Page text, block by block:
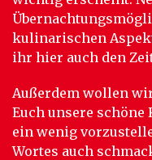
kulinarischen
ihr hier auch den
Außerdem wollen
Euch unsere
ein wenig
Wortes auch